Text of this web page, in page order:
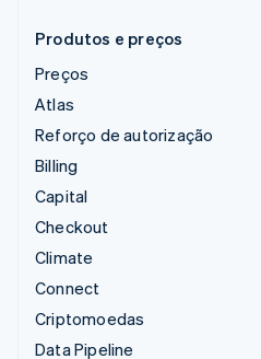
Produtos e preços
Preços
Atlas
Reforço de autorização
Billing
Capital
Checkout
Climate
Connect
Criptomoedas
Data Pipeline